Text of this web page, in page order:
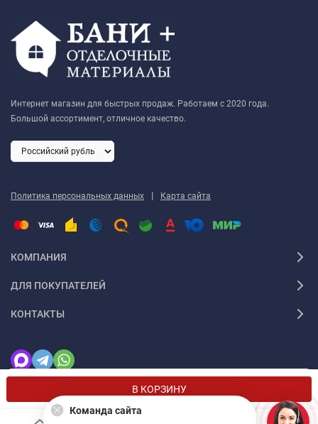
В КОРЗИНУ
Интернет магазин для быстрых продаж. Работаем с 2020 года.
Большой ассортимент, отличное качество.
Политика персональных данных | Карта сайта
КОМПАНИЯ
ДЛЯ ПОКУПАТЕЛЕЙ
КОНТАКТЫ
Команда сайта